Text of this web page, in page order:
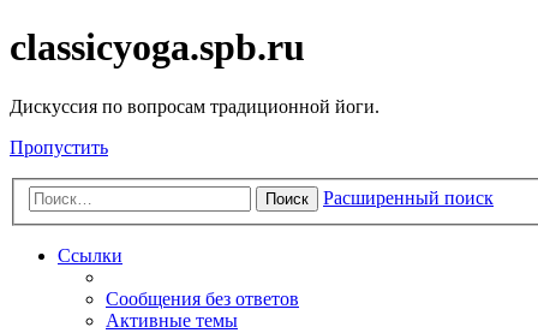
classicyoga.spb.ru
Дискуссия по вопросам традиционной йоги.
Пропустить
Поиск Расширенный поиск
Ссылки
Сообщения без ответов
Активные темы